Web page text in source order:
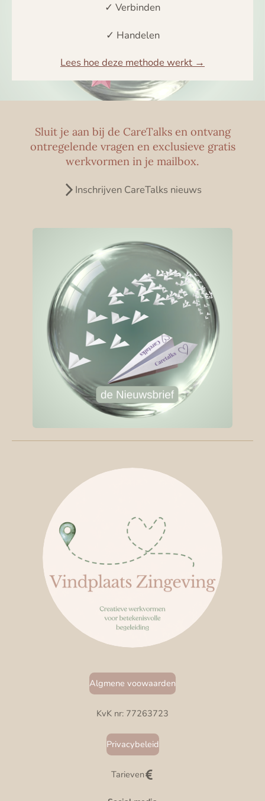
✓ Verbinden
✓ Handelen
Lees hoe deze methode werkt →
Sluit je aan bij de CareTalks en ontvang
ontregelende vragen en exclusieve gratis
werkvormen in je mailbox.
Inschrijven CareTalks nieuws
Algmene voowaarden
KvK nr: 77263723
Privacybeleid
Tarieven